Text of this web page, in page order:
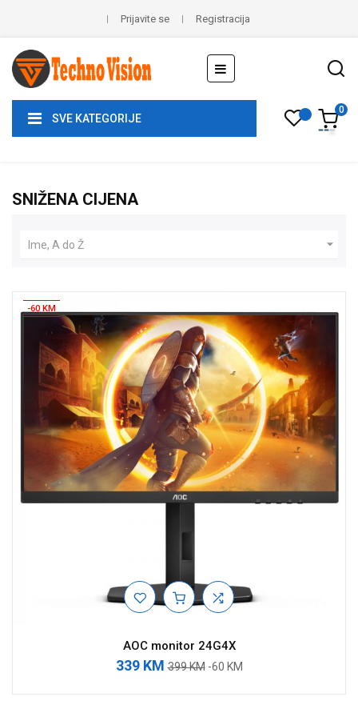
Prijavite se Registracija
Toggle
navigation
☰
SVE KATEGORIJE
0
SNIŽENA CIJENA
Ime, A do Ž 
-60 KM
AOC monitor 24G4X
339 KM 399 KM -60 KM